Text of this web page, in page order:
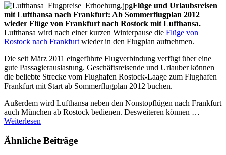
Flüge und Urlaubsreisen
mit Lufthansa nach Frankfurt: Ab Sommerflugplan 2012
wieder Flüge von Frankfurt nach Rostock mit Lufthansa.
Lufthansa wird nach einer kurzen Winterpause die Flüge von
Rostock nach Frankfurt wieder in den Flugplan aufnehmen.
Die seit März 2011 eingeführte Flugverbindung verfügt über eine
gute Passagierauslastung. Geschäftsreisende und Urlauber können
die beliebte Strecke vom Flughafen Rostock-Laage zum Flughafen
Frankfurt mit Start ab Sommerflugplan 2012 buchen.
Außerdem wird Lufthansa neben den Nonstopflügen nach Frankfurt
auch München ab Rostock bedienen. Desweiteren können …
Weiterlesen
Ähnliche Beiträge